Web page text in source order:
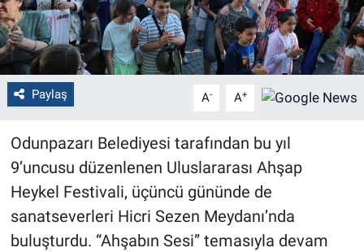
Paylaş A- A+
Odunpazarı Belediyesi tarafından bu yıl
9’uncusu düzenlenen Uluslararası Ahşap
Heykel Festivali, üçüncü gününde de
sanatseverleri Hicri Sezen Meydanı’nda
buluşturdu. “Ahşabın Sesi” temasıyla devam
Kütahya
Gezi
Genel
Çevre
Yerel